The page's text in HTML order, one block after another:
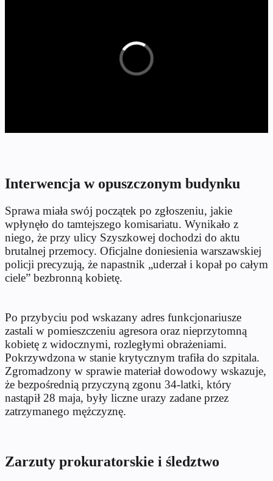
Interwencja w opuszczonym budynku
Sprawa miała swój początek po zgłoszeniu, jakie
wpłynęło do tamtejszego komisariatu. Wynikało z
niego, że przy ulicy Szyszkowej dochodzi do aktu
brutalnej przemocy. Oficjalne doniesienia warszawskiej
policji precyzują, że napastnik „uderzał i kopał po całym
ciele” bezbronną kobietę.
Po przybyciu pod wskazany adres funkcjonariusze
zastali w pomieszczeniu agresora oraz nieprzytomną
kobietę z widocznymi, rozległymi obrażeniami.
Pokrzywdzona w stanie krytycznym trafiła do szpitala.
Zgromadzony w sprawie materiał dowodowy wskazuje,
że bezpośrednią przyczyną zgonu 34-latki, który
nastąpił 28 maja, były liczne urazy zadane przez
zatrzymanego mężczyznę.
Zarzuty prokuratorskie i śledztwo